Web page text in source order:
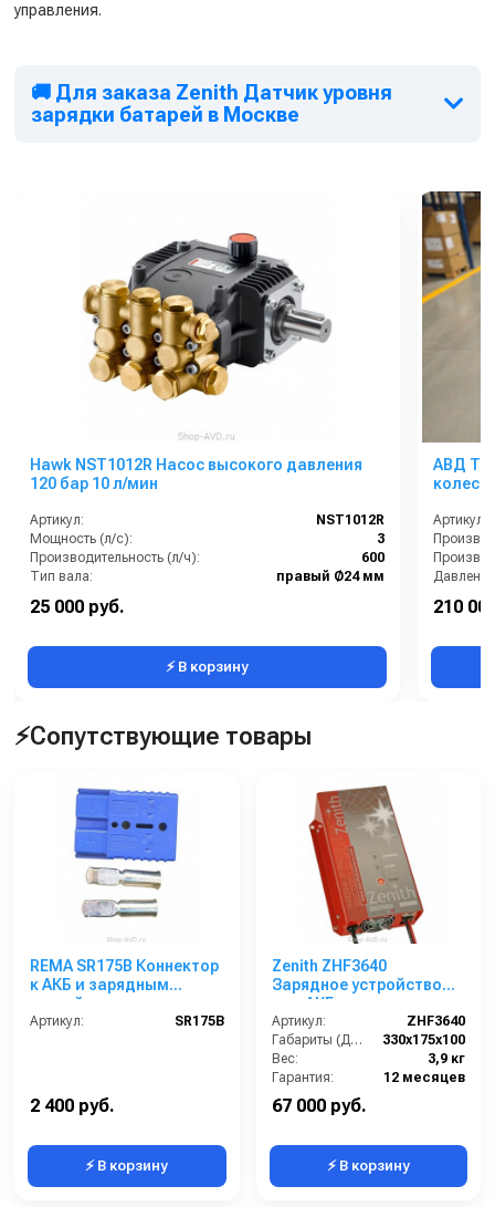
управления.
🚚 Для заказа Zenith Датчик уровня
зарядки батарей в Москве
Hawk NST1012R Насос высокого давления
120 бар 10 л/мин
Артикул:
NST1012R
Мощность (л/с):
3
Производительность (л/ч):
600
Тип вала:
правый Ø24 мм
25 000 руб.
⚡ В корзину
АВД
Артикул:
Страна-
210
⚡Сопутствующие товары
REMA SR175B Коннектор
к АКБ и зарядным
устройствам
Артикул: SR175B
2 400 руб.
⚡ В корзину
Zenith ZHF3640
Зарядное устройство
для АКБ
Артикул:
ZHF3640
Габариты (ДхШхВ):
330х175х100
Вес:
3,9 кг
Гарантия:
12 месяцев
67 000 руб.
⚡ В корзину